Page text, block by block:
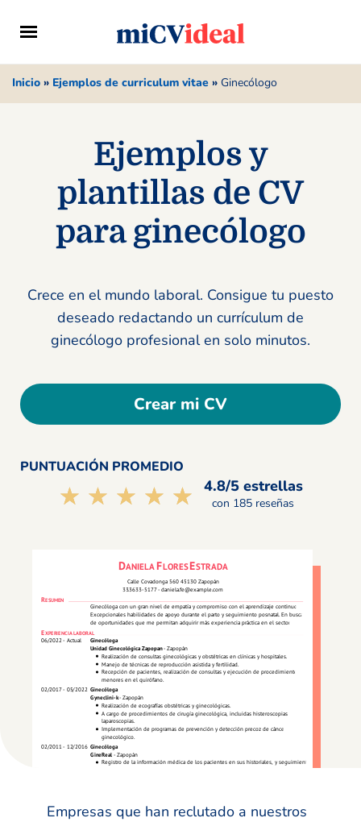
Inicio » Ejemplos de curriculum vitae » Ginecólogo
Ejemplos y
plantillas de CV
para ginecólogo
Crece en el mundo laboral. Consigue tu puesto
deseado redactando un currículum de
ginecólogo profesional en solo minutos.
Crear mi CV
PUNTUACIÓN PROMEDIO
☆☆☆☆☆
★★★★★ 4.8/5 estrellas
con 185 reseñas
Empresas que han reclutado a nuestros